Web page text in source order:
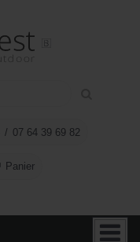
/ 07 64 39 69 82
Panier